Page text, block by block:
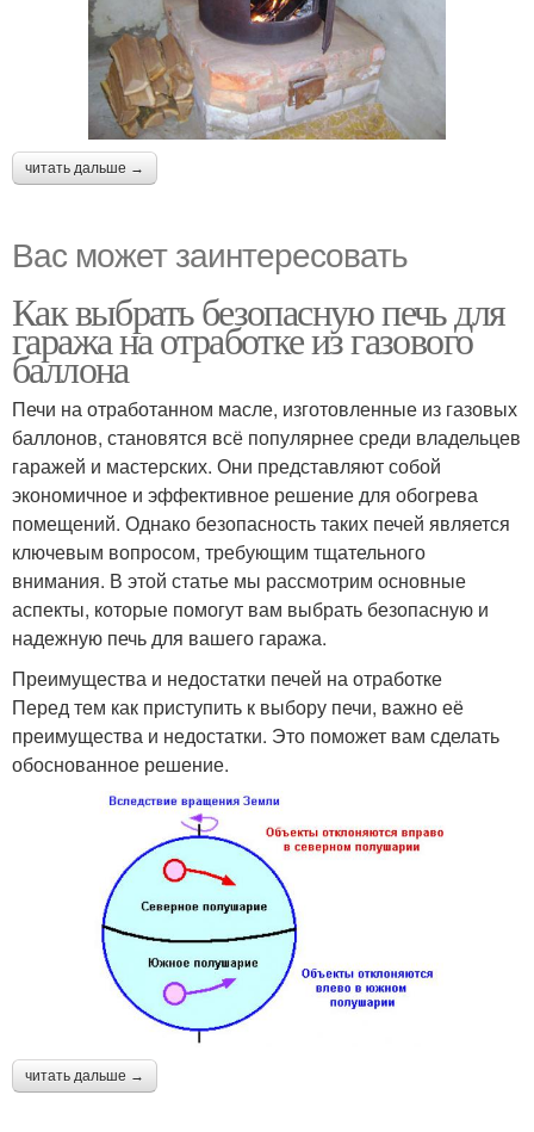
читать дальше →
Вас может заинтересовать
Как выбрать безопасную печь для
гаража на отработке из газового
баллона
Печи на отработанном масле, изготовленные из газовых
баллонов, становятся всё популярнее среди владельцев
гаражей и мастерских. Они представляют собой
экономичное и эффективное решение для обогрева
помещений. Однако безопасность таких печей является
ключевым вопросом, требующим тщательного
внимания. В этой статье мы рассмотрим основные
аспекты, которые помогут вам выбрать безопасную и
надежную печь для вашего гаража.
Преимущества и недостатки печей на отработке
Перед тем как приступить к выбору печи, важно её
преимущества и недостатки. Это поможет вам сделать
обоснованное решение.
читать дальше →